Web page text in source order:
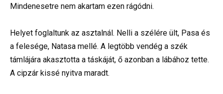
Mindenesetre nem akartam ezen rágódni.
Helyet foglaltunk az asztalnál. Nelli a szélére ült, Pasa és
a felesége, Natasa mellé. A legtöbb vendég a szék
támlájára akasztotta a táskáját, ő azonban a lábához tette.
A cipzár kissé nyitva maradt.